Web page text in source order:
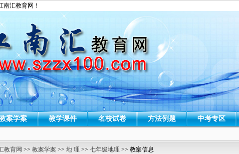
南汇教育网！
案学案 教学课件 名校试卷 方法例题 中考专区
教育网 >> 教案学案 >> 地 理 >> 七年级地理 >> 教案信息